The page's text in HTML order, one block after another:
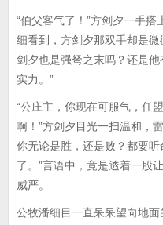
“伯父客气了！”方剑夕一手
细看到，方剑夕那双手却是
剑夕也是强弩之末吗？还是
实力。”
“公庄主，你现在可服气，任
啊！”方剑夕目光一扫温和，
你无论是胜，还是败？都要
了。”言语中，竟是透着一股
威严。
公牧潘细目一直呆呆望向地